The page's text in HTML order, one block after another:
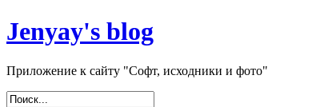
Jenyay's blog
Приложение к сайту "Софт, исходники и фото"